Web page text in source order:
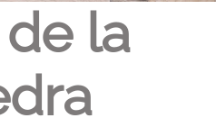
la